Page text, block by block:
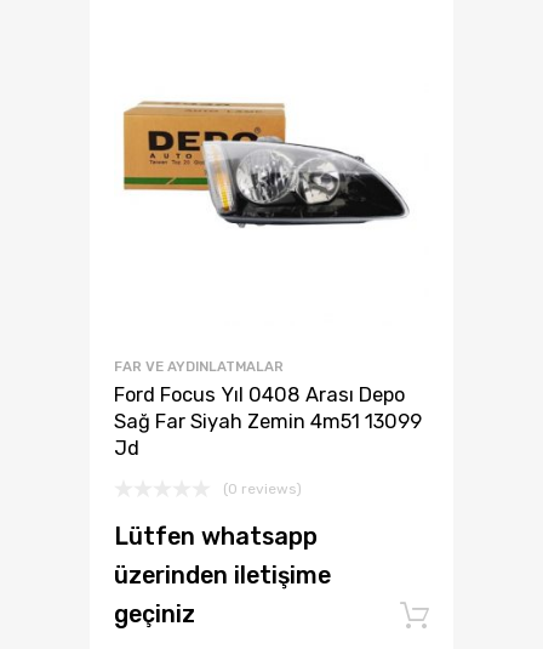
FAR VE AYDINLATMALAR
Ford Focus Yıl 0408 Arası Depo
Sağ Far Siyah Zemin 4m51 13099
Jd
(0 reviews)
Lütfen whatsapp
üzerinden iletişime
geçiniz